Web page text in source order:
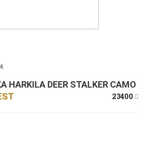
DEER STALKER CAMO
23400